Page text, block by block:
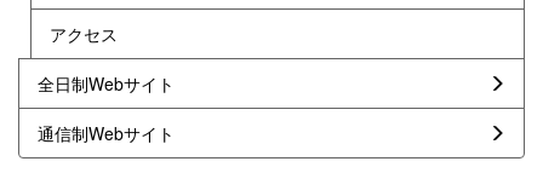
アクセス
全日制Webサイト
通信制Webサイト